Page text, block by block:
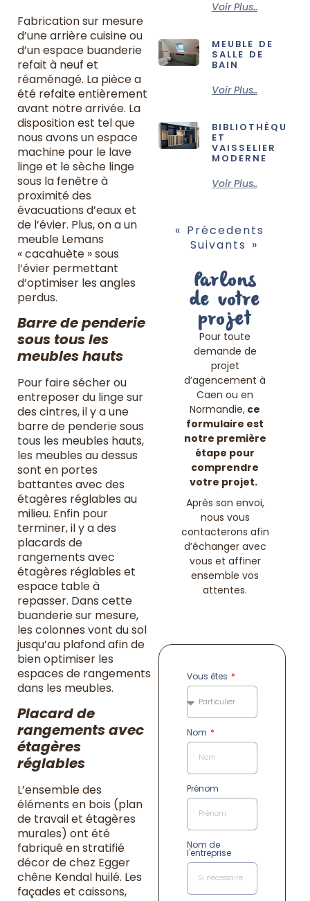
Fabrication sur mesure
d’une arrière cuisine ou
d’un espace buanderie
refait à neuf et
réaménagé. La pièce a
été refaite entièrement
avant notre arrivée. La
disposition est tel que
nous avons un espace
machine pour le lave
linge et le sèche linge
sous la fenêtre à
proximité des
évacuations d’eaux et
de l’évier. Plus, on a un
meuble Lemans
« cacahuète » sous
l’évier permettant
d’optimiser les angles
perdus.
Barre de penderie
sous tous les
meubles hauts
Pour faire sécher ou
entreposer du linge sur
des cintres, il y a une
barre de penderie sous
tous les meubles hauts,
les meubles au dessus
sont en portes
battantes avec des
étagères réglables au
milieu. Enfin pour
terminer, il y a des
placards de
rangements avec
étagères réglables et
espace table à
repasser. Dans cette
buanderie sur mesure,
les colonnes vont du sol
jusqu’au plafond afin de
bien optimiser les
espaces de rangements
dans les meubles.
Placard de
rangements avec
étagères
réglables
L’ensemble des
éléments en bois (plan
de travail et étagères
murales) ont été
fabriqué en stratifié
décor de chez Egger
chêne Kendal huilé. Les
façades et caissons,
Voir Plus..
MEUBLE DE
SALLE DE
BAIN
Voir Plus..
BIBLIOTHÈQUE
ET
VAISSELIER
MODERNE
Voir Plus..
« Précedents
Suivants »
Parlons
de votre
projet
Pour toute
demande de
projet
d’agencement à
Caen ou en
Normandie, ce
formulaire est
notre première
étape pour
comprendre
votre projet.
Après son envoi,
nous vous
contacterons afin
d’échanger avec
vous et affiner
ensemble vos
attentes.
Vous êtes
Nom
Prénom
Nom de
l'entreprise